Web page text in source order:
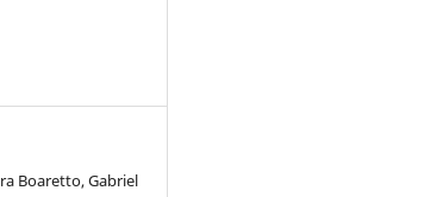
Boaretto, Gabriel